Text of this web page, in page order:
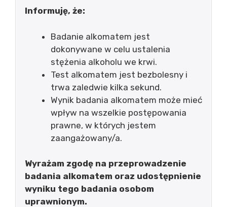
Informuję, że:
Badanie alkomatem jest
dokonywane w celu ustalenia
stężenia alkoholu we krwi.
Test alkomatem jest bezbolesny i
trwa zaledwie kilka sekund.
Wynik badania alkomatem może mieć
wpływ na wszelkie postępowania
prawne, w których jestem
zaangażowany/a.
Wyrażam zgodę na przeprowadzenie
badania alkomatem oraz udostępnienie
wyniku tego badania osobom
uprawnionym.